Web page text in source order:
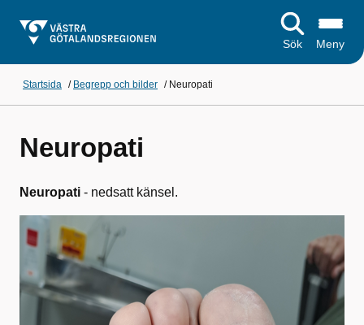
Sök Meny
Startsida / Begrepp och bilder / Neuropati
Neuropati
Neuropati - nedsatt känsel.